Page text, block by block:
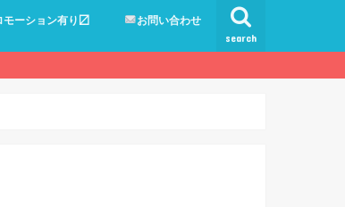
search
モーション有り〼 お問い合わせ